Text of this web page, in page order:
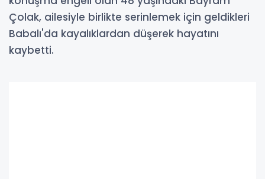
Çolak, ailesiyle birlikte serinlemek için geldikleri
Babalı'da kayalıklardan düşerek hayatını
kaybetti.